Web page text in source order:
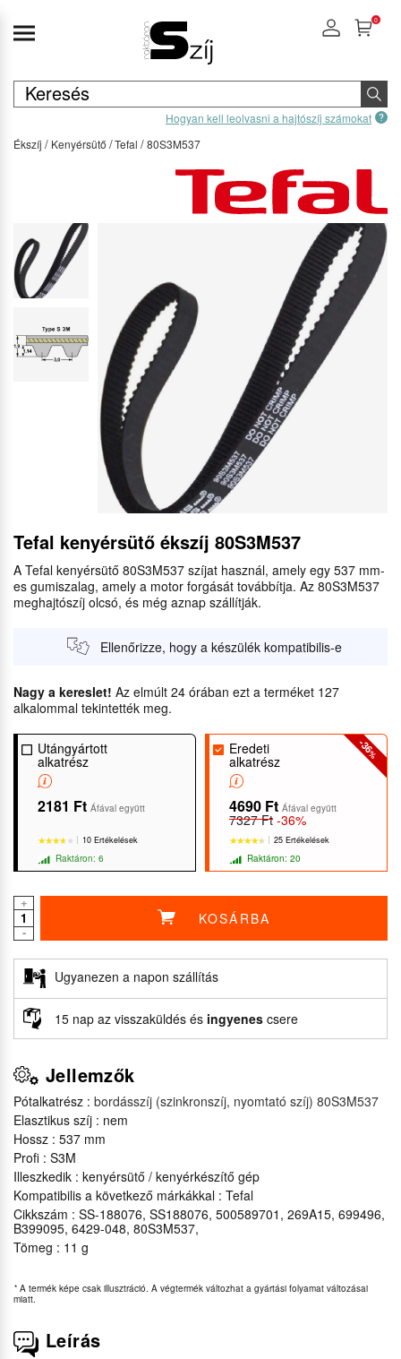
Hogyan kell leolvasni a hajtószíj számokat
0
Ékszíj Kenyérsütő Tefal 80S3M537
Tefal kenyérsütő ékszíj 80S3M537
A Tefal kenyérsütő 80S3M537 szíjat használ, amely egy 537 mm-
es gumiszalag, amely a motor forgását továbbítja. Az 80S3M537
meghajtószíj olcsó, és még aznap szállítják.
Ellenőrizze, hogy a készülék kompatibilis-e
Nagy a kereslet! Az elmúlt 24 órában ezt a terméket 127
alkalommal tekintették meg.
Utángyártott
alkatrész
2181 Ft Áfával együtt
10 Ertékelések
Raktáron: 6
-36
%
Eredeti
alkatrész
4690 Ft Áfával együtt
7327 Ft -36%
25 Ertékelések
Raktáron: 20
+
-
KOSÁRBA
Ugyanezen a napon szállítás
15 nap az visszaküldés és ingyenes csere
Jellemzők
Pótalkatrész : bordásszíj (szinkronszíj, nyomtató szíj) 80S3M537
Elasztikus szíj : nem
Hossz : 537 mm
Profi : S3M
Illeszkedik : kenyérsütő / kenyérkészítő gép
Kompatibilis a következő márkákkal : Tefal
Cikkszám : SS-188076, SS188076, 500589701, 269A15, 699496,
B399095, 6429-048, 80S3M537,
Tömeg : 11 g
* A termék képe csak illusztráció. A végtermék változhat a gyártási folyamat változásai
miatt.
Leírás